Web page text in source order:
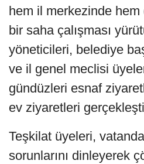
hem il merkezinde
bir saha çalışması
yöneticileri, belediye
ve il genel meclisi
gündüzleri esnaf
ev ziyaretleri
Teşkilat üyeleri,
sorunlarını dinleyerek